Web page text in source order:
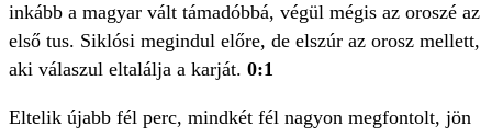
inkább a magyar vált támadóbbá, végül mégis az oroszé az
első tus. Siklósi megindul előre, de elszúr az orosz mellett,
aki válaszul eltalálja a karját. 0:1
Eltelik újabb fél perc, mindkét fél nagyon megfontolt, jön